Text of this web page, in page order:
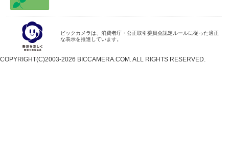
ビックカメラは、消費者庁・公正取引委員会認定ルールに従った適正
な表示を推進しています。
COPYRIGHT(C)2003-2026 BICCAMERA.COM. ALL RIGHTS RESERVED.